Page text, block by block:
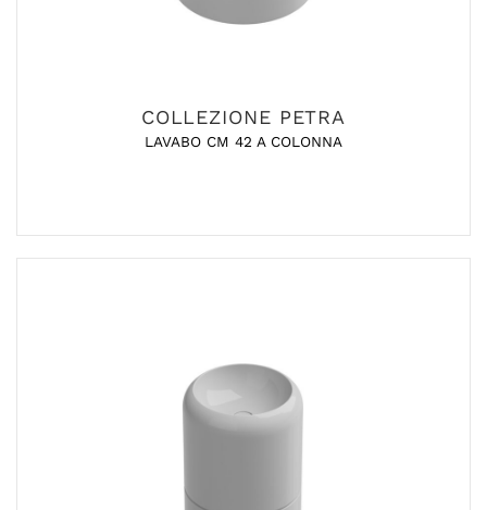
COLLEZIONE PETRA
LAVABO CM 42 A COLONNA